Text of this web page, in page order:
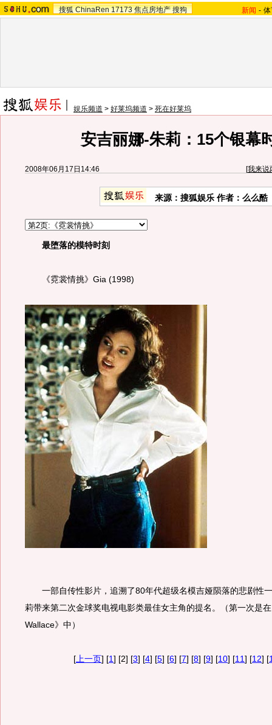
搜狐 ChinaRen 17173 焦点房地产 搜狗 新闻 -
娱乐频道 > 好莱坞频道 > 死在好莱坞
安吉丽娜-朱莉：15个银幕
2008年06月17日14:46 [我来说
来源：搜狐娱乐 作者：么么酷
最堕落的模特时刻
《霓裳情挑》Gia (1998)
一部自传性影片，追溯了80年代超级名模吉娅陨落的悲剧性
莉带来第二次金球奖电视电影类最佳女主角的提名。（第一次是
Wallace》中）
[ 上一页] [1] [2] [3] [4] [5] [6] [7] [8] [9] [10] [11] [12] [